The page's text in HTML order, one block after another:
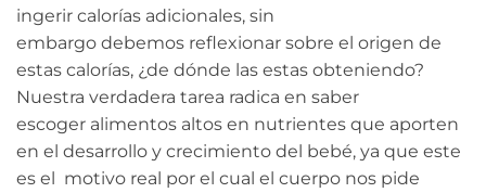
ingerir calorías adicionales, sin
embargo debemos reflexionar sobre el origen de
estas calorías, ¿de dónde las estas obteniendo?
Nuestra verdadera tarea radica en saber
escoger alimentos altos en nutrientes que aporten
en el desarrollo y crecimiento del bebé, ya que este
es el motivo real por el cual el cuerpo nos pide